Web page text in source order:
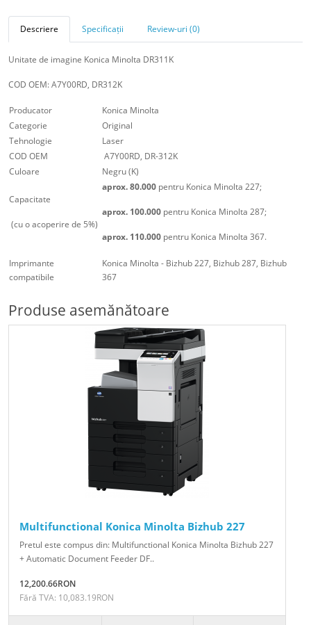
Descriere Specificații Review-uri (0)
Unitate de imagine Konica Minolta DR311K
COD OEM: A7Y00RD, DR312K
Producator
Konica Minolta
Categorie
Original
Tehnologie
Laser
COD OEM
A7Y00RD, DR-312K
Culoare
Negru (K)
Capacitate
(cu o acoperire de 5%)
aprox. 80.000 pentru Konica Minolta 227;
aprox. 100.000 pentru Konica Minolta 287;
aprox. 110.000 pentru Konica Minolta 367.
Imprimante
compatibile
Konica Minolta - Bizhub 227, Bizhub 287, Bizhub
367
Produse asemănătoare
Multifunctional Konica Minolta Bizhub 227
Pretul este compus din: Multifunctional Konica Minolta Bizhub 227
+ Automatic Document Feeder DF..
12,200.66RON
Fără TVA: 10,083.19RON